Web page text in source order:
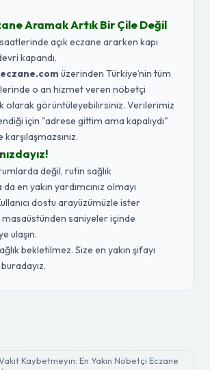
Aramak Artık Bir Çile Değil
açık eczane ararken kapı
kapandı.
üzerinden Türkiye’nin tüm
o an hizmet veren nöbetçi
olarak görüntüleyebilirsiniz. Verilerimiz
için "adrese gittim ama kapalıydı"
değil, rutin sağlık
en yakın yardımcınız olmayı
dostu arayüzümüzle ister
saniyeler içinde
ulaşın.
bekletilmez. Size en yakın şifayı
Kaybetmeyin: En Yakın Nöbetçi Eczane